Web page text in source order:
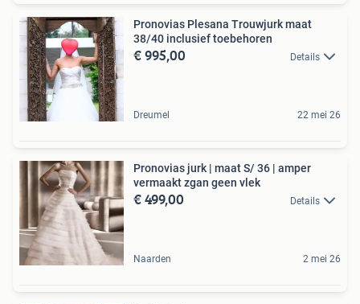
Pronovias Plesana Trouwjurk maat
38/40 inclusief toebehoren
€ 995,00 Details
Dreumel 22 mei 26
Pronovias jurk | maat S/ 36 | amper
vermaakt zgan geen vlek
€ 499,00 Details
Naarden 2 mei 26